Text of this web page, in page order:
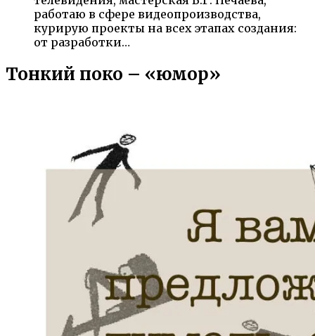
работаю в сфере видеопроизводства,
курирую проекты на всех этапах создания:
от разработки…
Тонкий поко – «юмор»